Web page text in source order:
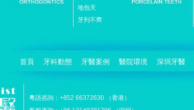
地包天
牙列不齊
首頁 牙科動態 牙醫案例 醫院環境 深圳牙醫
粵語咨詢：+852 66372630 （香港）